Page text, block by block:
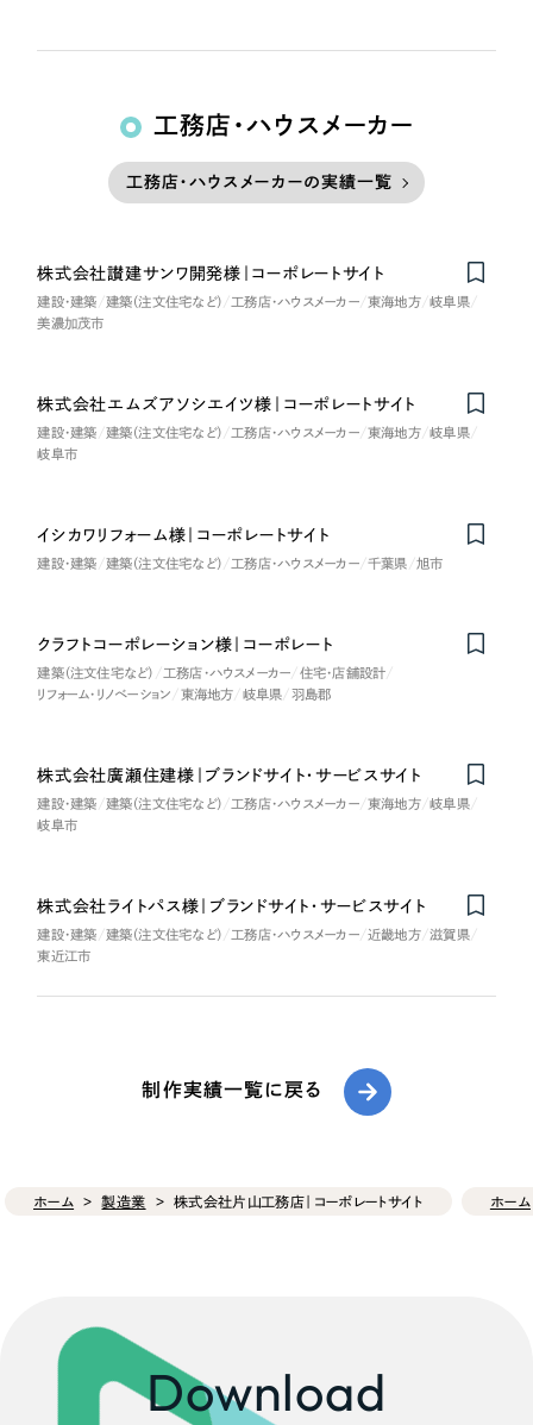
工務店・ハウスメーカー
工務店・ハウスメーカーの実績一覧
株式会社讃建サンワ開発様｜コーポレートサイト
建設・建築 建築（注文住宅など） 工務店・ハウスメーカー 東海地方
岐阜県
美濃加茂市
Nominee
株式会社エムズアソシエイツ様｜コーポレートサイト
建設・建築 建築（注文住宅など） 工務店・ハウスメーカー 東海地方
岐阜県
岐阜市
イシカワリフォーム様｜コーポレートサイト
建設・建築 建築（注文住宅など） 工務店・ハウスメーカー 千葉県 旭市
クラフトコーポレーション様｜コーポレート
建築（注文住宅など） 工務店・ハウスメーカー
住宅・店舗設計
リフォーム・リノベーション
東海地方 岐阜県 羽島郡
株式会社廣瀬住建様｜ブランドサイト・サービスサイト
建設・建築 建築（注文住宅など） 工務店・ハウスメーカー 東海地方
岐阜県
岐阜市
株式会社ライトパス様｜ブランドサイト・サービスサイト
建設・建築 建築（注文住宅など） 工務店・ハウスメーカー 近畿地方
滋賀県
東近江市
制作実績一覧に戻る
ホーム 製造業 株式会社片山工務店｜コーポレートサイト ホーム
Download